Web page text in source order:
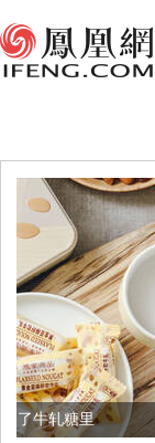
被列入佛家七宝